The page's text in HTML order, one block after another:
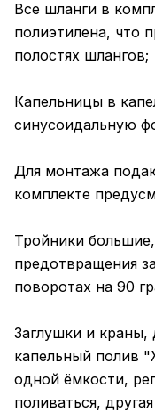
Все шланги в
полиэтилена, что
полостях шлангов;
Капельницы в
синусоидальную
Для монтажа
комплекте
Тройники
предотвращения
поворотах на 90
Заглушки и краны,
капельный полив
одной ёмкости,
поливаться,